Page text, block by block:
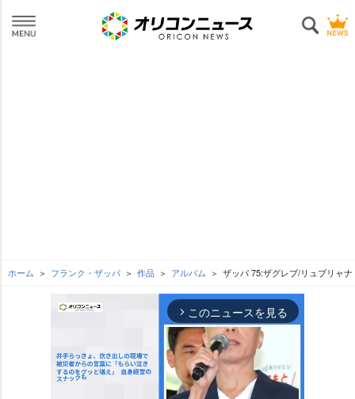
ホーム フランク・ザッパ 作品 アルバム ザッパ 75:ザグレブ/リュブリャナ
arrow_forward_ios このニュースを見る